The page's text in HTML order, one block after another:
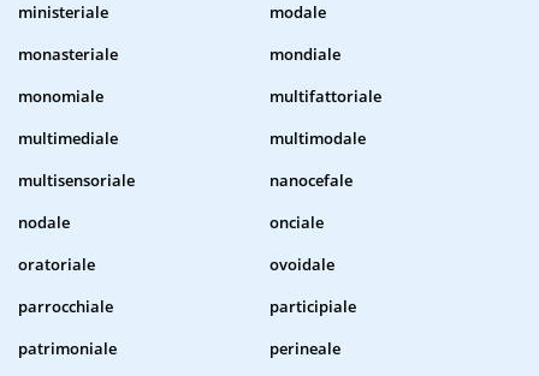
ministeriale
modale
monasteriale
mondiale
monomiale
multifattoriale
multimediale
multimodale
multisensoriale
nanocefale
nodale
onciale
oratoriale
ovoidale
parrocchiale
participiale
patrimoniale
perineale